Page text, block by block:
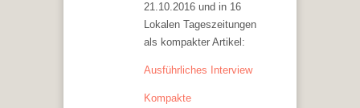
21.10.2016 und in 16
Lokalen Tageszeitungen
als kompakter Artikel:
Ausführliches Interview
Kompakte